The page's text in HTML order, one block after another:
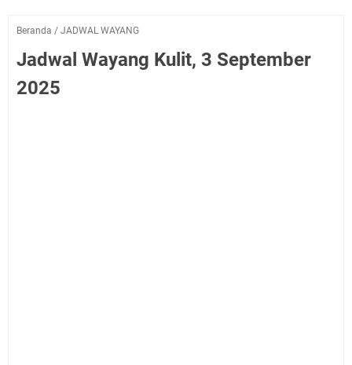
Beranda / JADWAL WAYANG
Jadwal Wayang Kulit, 3 September
2025